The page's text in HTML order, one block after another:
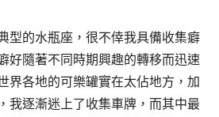
的水瓶座，很不倖我具備收集癖
好隨著不同時期興趣的轉移而迅速
界各地的可樂罐實在太佔地方，加
我逐漸迷上了收集車牌，而其中最